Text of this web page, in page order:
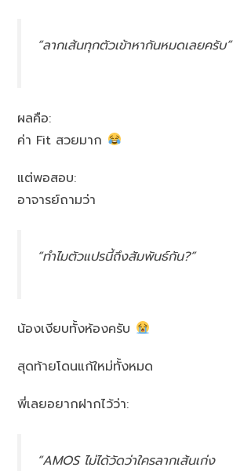
“ลากเส้นทุกตัวเข้าหากันหมดเลยครับ”
ผลคือ:
ค่า Fit สวยมาก
แต่พอสอบ:
อาจารย์ถามว่า
“ทำไมตัวแปรนี้ถึงสัมพันธ์กัน?”
น้องเงียบทั้งห้องครับ
สุดท้ายโดนแก้ใหม่ทั้งหมด
พี่เลยอยากฝากไว้ว่า:
“AMOS ไม่ได้วัดว่าใครลากเส้นเก่ง